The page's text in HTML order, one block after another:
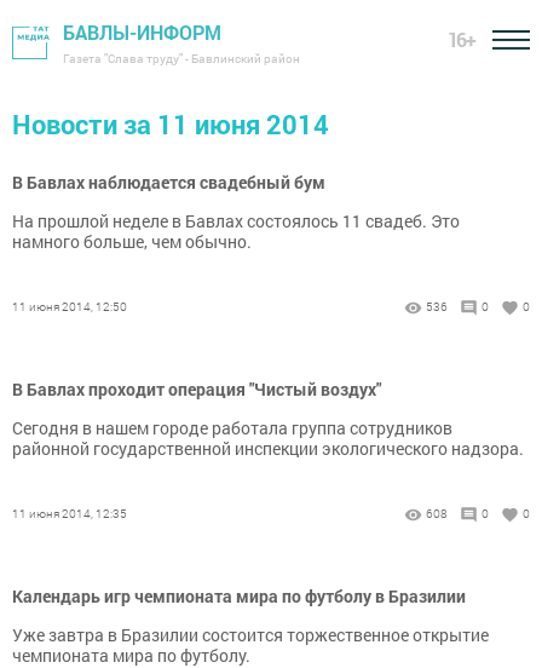
БАВЛЫ-ИНФОРМ
Газета "Слава труду" - Бавлинский район
16+
Новости за 11 июня 2014
В Бавлах наблюдается свадебный бум
На прошлой неделе в Бавлах состоялось 11 свадеб. Это
намного больше, чем обычно.
11 июня 2014, 12:50 536 0 0
В Бавлах проходит операция "Чистый воздух"
Сегодня в нашем городе работала группа сотрудников
районной государственной инспекции экологического надзора.
11 июня 2014, 12:35 608 0 0
Календарь игр чемпионата мира по футболу в Бразилии
Уже завтра в Бразилии состоится торжественное открытие
чемпионата мира по футболу.